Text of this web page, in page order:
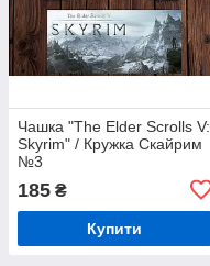
Чашка "The Elder Scrolls V:
Skyrim" / Кружка Скайрим
№3
185 ₴
Купити